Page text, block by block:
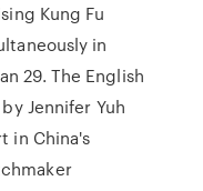
Kung Fu
in
29. The English
Jennifer Yuh
in China's